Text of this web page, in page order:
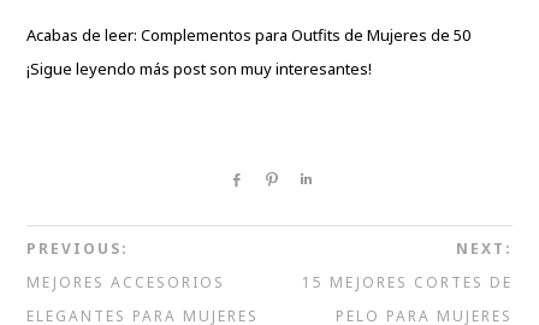
Acabas de leer: Complementos para Outfits de Mujeres de 50
¡Sigue leyendo más post son muy interesantes!
Share Pin
PREVIOUS:
MEJORES ACCESORIOS
ELEGANTES PARA MUJERES
NEXT:
15 MEJORES CORTES DE
PELO PARA MUJERES